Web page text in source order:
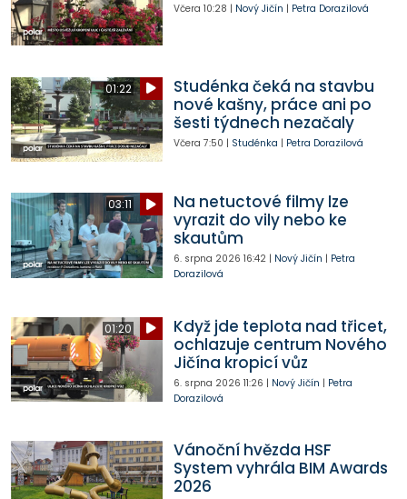
Včera 10:28 | Nový Jičín | Petra Dorazilová
01:22
Studénka čeká na stavbu
nové kašny, práce ani po
šesti týdnech nezačaly
Včera 7:50 | Studénka | Petra Dorazilová
03:11
Na netuctové filmy lze
vyrazit do vily nebo ke
skautům
6. srpna 2026 16:42| Nový Jičín | Petra
Dorazilová
01:20
Když jde teplota nad třicet,
ochlazuje centrum Nového
Jičína kropicí vůz
6. srpna 2026 11:26 | Nový Jičín | Petra
Dorazilová
Vánoční hvězda HSF
System vyhrála BIM Awards
2026